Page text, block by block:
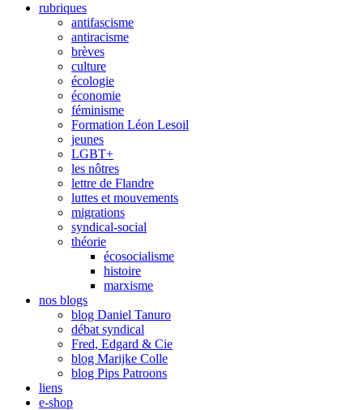
rubriques
antifascisme
antiracisme
brèves
culture
écologie
économie
féminisme
Formation Léon Lesoil
jeunes
LGBT+
les nôtres
lettre de Flandre
luttes et mouvements
migrations
syndical-social
théorie
écosocialisme
histoire
marxisme
nos blogs
blog Daniel Tanuro
débat syndical
Fred, Edgard & Cie
blog Marijke Colle
blog Pips Patroons
liens
e-shop